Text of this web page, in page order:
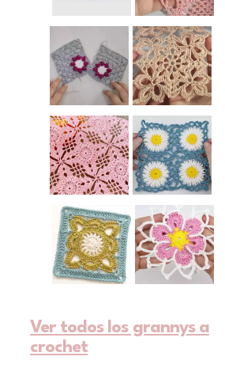
Ver todos los grannys a
crochet